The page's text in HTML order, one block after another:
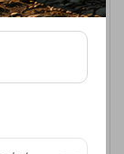
Columbia
20,00